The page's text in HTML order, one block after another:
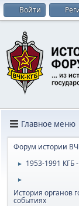
Войти
Главное меню
Форум истории
► 1953-1991 КГБ
►
История органов
событиях